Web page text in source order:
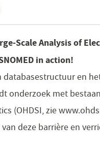
Scale Analysis of
in action!
en
onderzoek met
(OHDSI, zie
deze barrière en